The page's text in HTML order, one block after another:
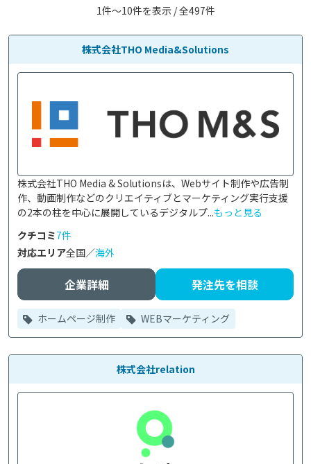
1件〜10件を表示 / 全497件
株式会社THO Media&Solutions
株式会社THO Media & Solutionsは、Webサイト制作や広告制
作、動画制作などのクリエイティブとマーケティング実行支援
の2本の柱を中心に展開しているデジタルプ...もっと見る
クチコミ7件
対応エリア全国／海外
企業詳細 発注先を相談
ホームページ制作 WEBマーケティング
株式会社relation